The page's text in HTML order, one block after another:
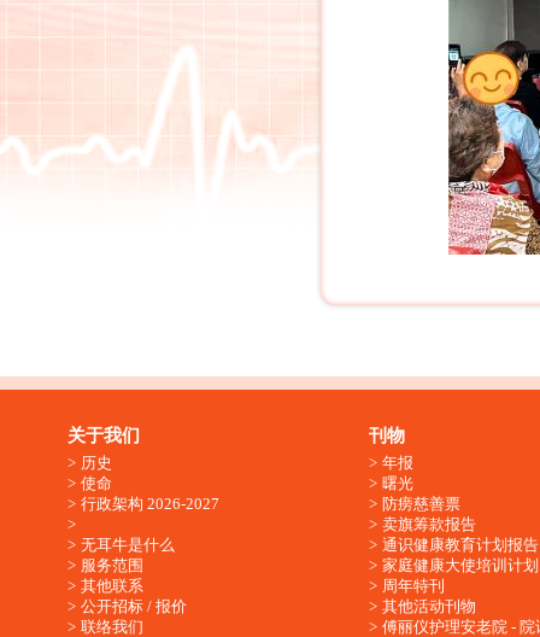
关于我们
历史
使命
行政架构 2026-2027
无耳牛是什么
服务范围
其他联系
公开招标 / 报价
联络我们
刊物
年报
曙光
防痨慈善票
卖旗筹款报告
通识健康教育计划报告
家庭健康大使培训计划
周年特刊
其他活动刊物
傅丽仪护理安老院 - 院